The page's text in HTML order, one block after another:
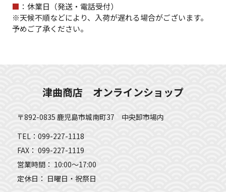
■ ：休業日（発送・電話受付）
※天候不順などにより、入荷が遅れる場合がございます。
予めご了承ください。
津曲商店 オンラインショップ
〒892-0835 鹿児島市城南町37 中央卸市場内
TEL：099-227-1118
FAX： 099-227-1119
営業時間： 10:00～17:00
定休日： 日曜日・祝祭日